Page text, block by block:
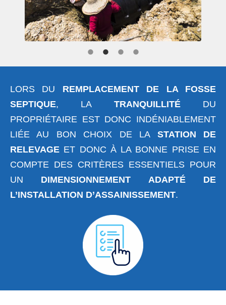
LORS DU REMPLACEMENT DE LA FOSSE
SEPTIQUE, LA TRANQUILLITÉDU
PROPRIÉTAIRE EST DONC INDÉNIABLEMENT
LIÉE AU BON CHOIX DE LA STATION DE
RELEVAGE ET DONC À LA BONNE PRISE EN
COMPTE DES CRITÈRES ESSENTIELS POUR
UN DIMENSIONNEMENT ADAPTÉ DE
L’INSTALLATION D’ASSAINISSEMENT.